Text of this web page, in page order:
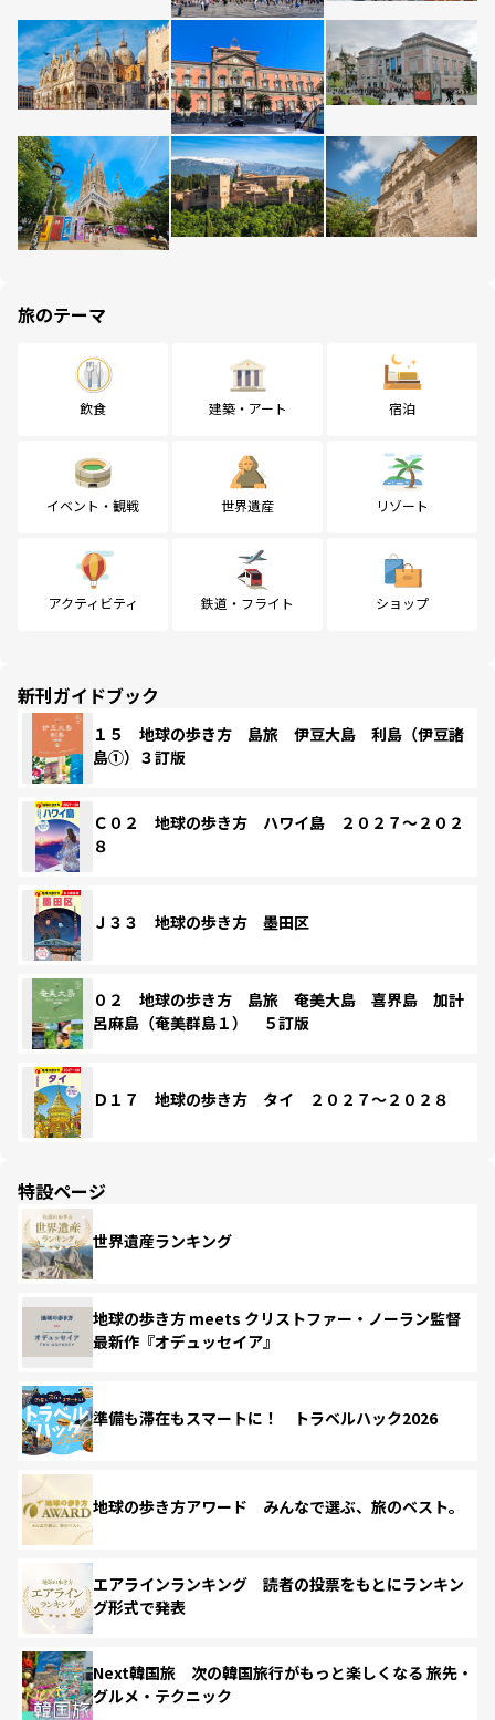
旅のテーマ
飲食 建築・アート 宿泊
イベント・観戦 世界遺産 リゾート
アクティビティ 鉄道・フライト ショップ
新刊ガイドブック
１５ 地球の歩き方 島旅 伊豆大島 利島（伊豆諸
島①）３訂版
Ｃ０２ 地球の歩き方 ハワイ島 ２０２７～２０２
８
Ｊ３３ 地球の歩き方 墨田区
０２ 地球の歩き方 島旅 奄美大島 喜界島 加計
呂麻島（奄美群島１） ５訂版
Ｄ１７ 地球の歩き方 タイ ２０２７～２０２８
特設ページ
世界遺産ランキング
地球の歩き方 meets クリストファー・ノーラン監督
最新作『オデュッセイア』
準備も滞在もスマートに！ トラベルハック2026
地球の歩き方アワード みんなで選ぶ、旅のベスト。
エアラインランキング 読者の投票をもとにランキン
グ形式で発表
Next韓国旅 次の韓国旅行がもっと楽しくなる 旅先・
グルメ・テクニック